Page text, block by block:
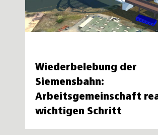
Wiederbelebung der
Siemensbahn:
Arbeitsgemeinschaft
wichtigen Schritt